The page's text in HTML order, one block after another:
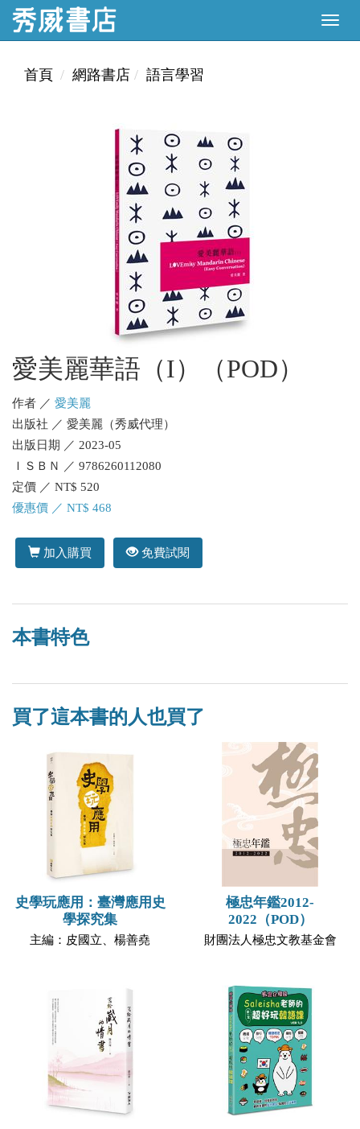
首頁 網路書店 語言學習
愛美麗華語（I）（POD）
作者 ／ 愛美麗
出版社 ／ 愛美麗（秀威代理）
出版日期 ／ 2023-05
ＩＳＢＮ ／ 9786260112080
定價 ／ NT$ 520
優惠價 ／ NT$ 468
加入購買 免費試閱
本書特色
買了這本書的人也買了
史學玩應用：臺灣應用史
學探究集
主編：皮國立、楊善堯
極忠年鑑2012-
2022（POD）
財團法人極忠文教基金會